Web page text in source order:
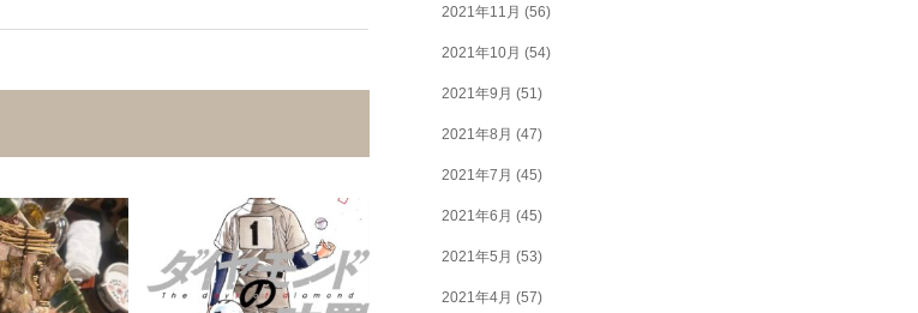
2021年11月 (56)
2021年10月 (54)
2021年9月 (51)
2021年8月 (47)
2021年7月 (45)
2021年6月 (45)
2021年5月 (53)
2021年4月 (57)